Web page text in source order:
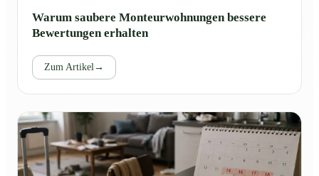
Warum saubere Monteurwohnungen bessere
Bewertungen erhalten
Zum Artikel →